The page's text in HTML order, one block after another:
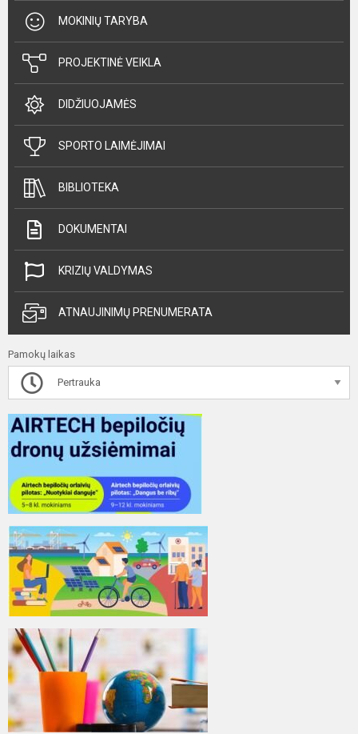
MOKINIŲ TARYBA
PROJEKTINĖ VEIKLA
DIDŽIUOJAMĖS
SPORTO LAIMĖJIMAI
BIBLIOTEKA
DOKUMENTAI
KRIZIŲ VALDYMAS
ATNAUJINIMŲ PRENUMERATA
Pamokų laikas
Pertrauka